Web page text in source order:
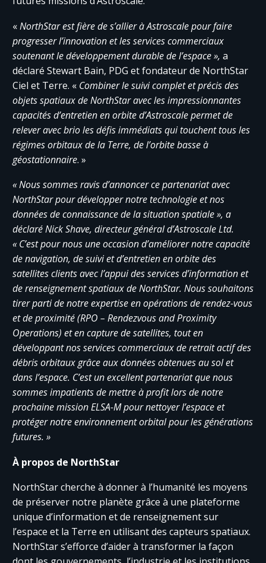
«NorthStar est fière de s’allier à Astroscale pour faire
progresser l’innovation et les services commerciaux
soutenant le développement durable de l’espace », a
déclaré Stewart Bain, PDG et fondateur de NorthStar
Ciel et Terre. « Combiner le suivi complet et précis des
objets spatiaux de NorthStar avec les impressionnantes
capacités d’entretien en orbite d’Astroscale permet de
relever avec brio les défis immédiats qui touchent tous les
régimes orbitaux de la Terre, de l’orbite basse à
géostationnaire. »
« Nous sommes ravis d’annoncer ce partenariat avec
NorthStar pour développer notre technologie et nos
données de connaissance de la situation spatiale », a
déclaré Nick Shave, directeur général d’Astroscale Ltd.
« C’est pour nous une occasion d’améliorer notre capacité
de navigation, de suivi et d’entretien en orbite des
satellites clients avec l’appui des services d’information et
de renseignement spatiaux de NorthStar. Nous souhaitons
tirer parti de notre expertise en opérations de rendez-vous
et de proximité (RPO – Rendezvous and Proximity
Operations) et en capture de satellites, tout en
développant nos services commerciaux de retrait actif des
débris orbitaux grâce aux données obtenues au sol et
dans l’espace. C’est un excellent partenariat que nous
sommes impatients de mettre à profit lors de notre
prochaine mission ELSA-M pour nettoyer l’espace et
protéger notre environnement orbital pour les générations
futures. »
À propos de NorthStar
NorthStar cherche à donner à l’humanité les moyens
de préserver notre planète grâce à une plateforme
unique d’information et de renseignement sur
l’espace et la Terre en utilisant des capteurs spatiaux.
NorthStar s’efforce d’aider à transformer la façon